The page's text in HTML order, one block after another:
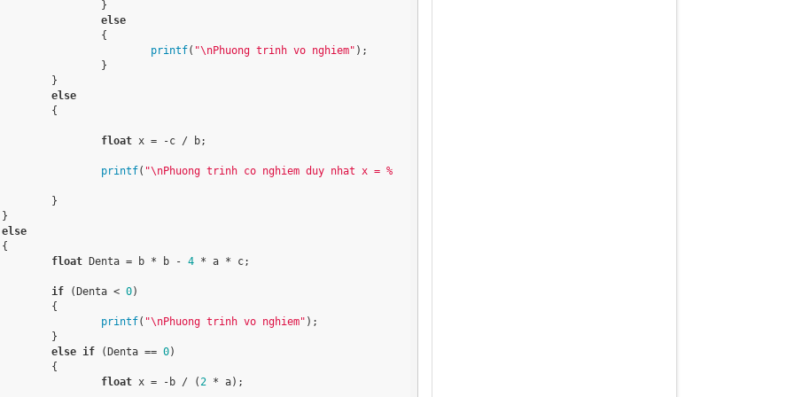
else
printf( "\nPhuong trinh vo nghiem" );
else
float x = -c / b;
printf( "\nPhuong trinh co nghiem duy nhat x = %
else
float Denta = b * b - 4 * a * c;
if (Denta < 0)
printf( "\nPhuong trinh vo nghiem" );
else if (Denta == 0)
float x = -b / ( 2 * a);